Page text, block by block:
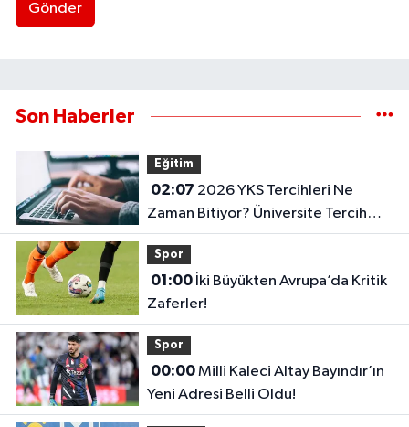
Gönder
Son Haberler
Eğitim
02:07
Zaman Bitiyor? Üniversite Tercih
Sonuçları Açıklandı Mı?
Spor
01:00İki Büyükten Avrupa’da Kritik
Zaferler!
Spor
00:00Milli Kaleci Altay Bayındır’ın
Yeni Adresi Belli Oldu!